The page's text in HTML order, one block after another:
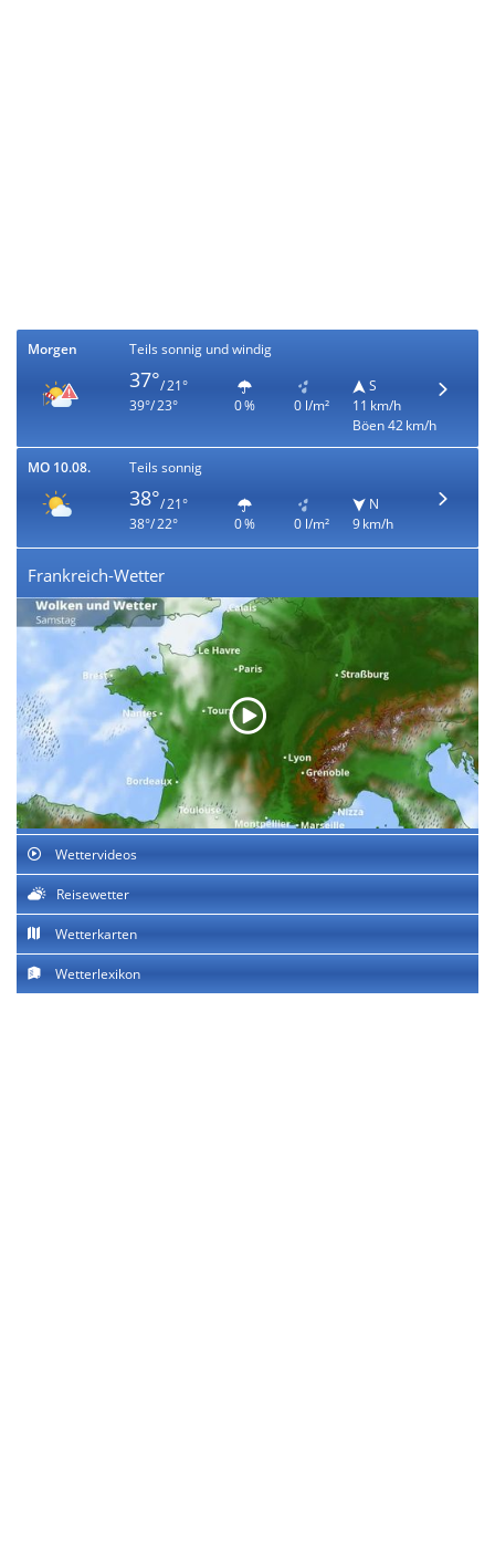
Morgen Teils sonnig und windig
37°/ 21°
39°/ 23°
0 % 0 l/m²
S
11 km/h
Böen 42 km/h
MO 10.08. Teils sonnig
38°/ 21°
38°/ 22°
0 % 0 l/m²
N
9 km/h
Frankreich-Wetter
Wettervideos
Reisewetter
Wetterkarten
Wetterlexikon